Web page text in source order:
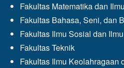
Fakultas Matematika dan
Fakultas Bahasa, Seni, dan
Fakultas Ilmu Sosial dan
Fakultas Teknik
Fakultas Ilmu Keolahragaan